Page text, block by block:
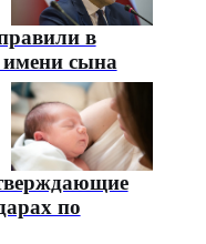
в
сына
по